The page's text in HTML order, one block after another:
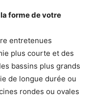
forme de votre
entretenues
plus courte et des
bassins plus grands
de longue durée ou
rondes ou ovales